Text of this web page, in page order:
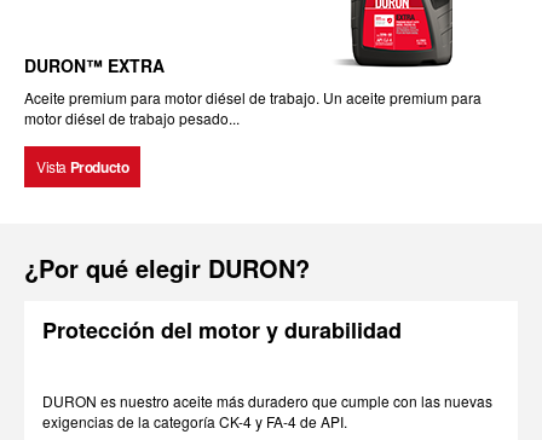
DURON™ EXTRA
Aceite premium para motor diésel de trabajo. Un aceite premium para
motor diésel de trabajo pesado...
Vista Producto
¿Por qué elegir DURON?
Protección del motor y durabilidad
DURON es nuestro aceite más duradero que cumple con las nuevas
exigencias de la categoría CK-4 y FA-4 de API.